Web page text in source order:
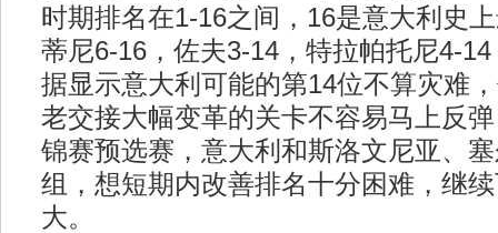
时期排名在1-16之间，16是意大利史
蒂尼6-16，佐夫3-14，特拉帕托尼4-
据显示意大利可能的第14位不算灾难
老交接大幅变革的关卡不容易马上反
锦赛预选赛，意大利和斯洛文尼亚、
组，想短期内改善排名十分困难，继
大。